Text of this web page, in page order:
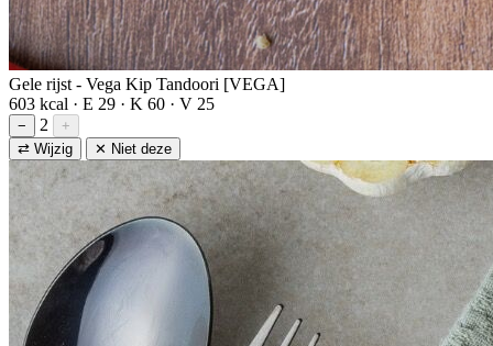
Gele rijst - Vega Kip Tandoori [VEGA]
603 kcal · E 29 · K 60 · V 25
− 2
+
⇄ Wijzig
✕ Niet deze